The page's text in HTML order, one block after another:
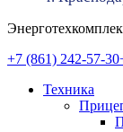
+7 (861) 242-57-30
Техника